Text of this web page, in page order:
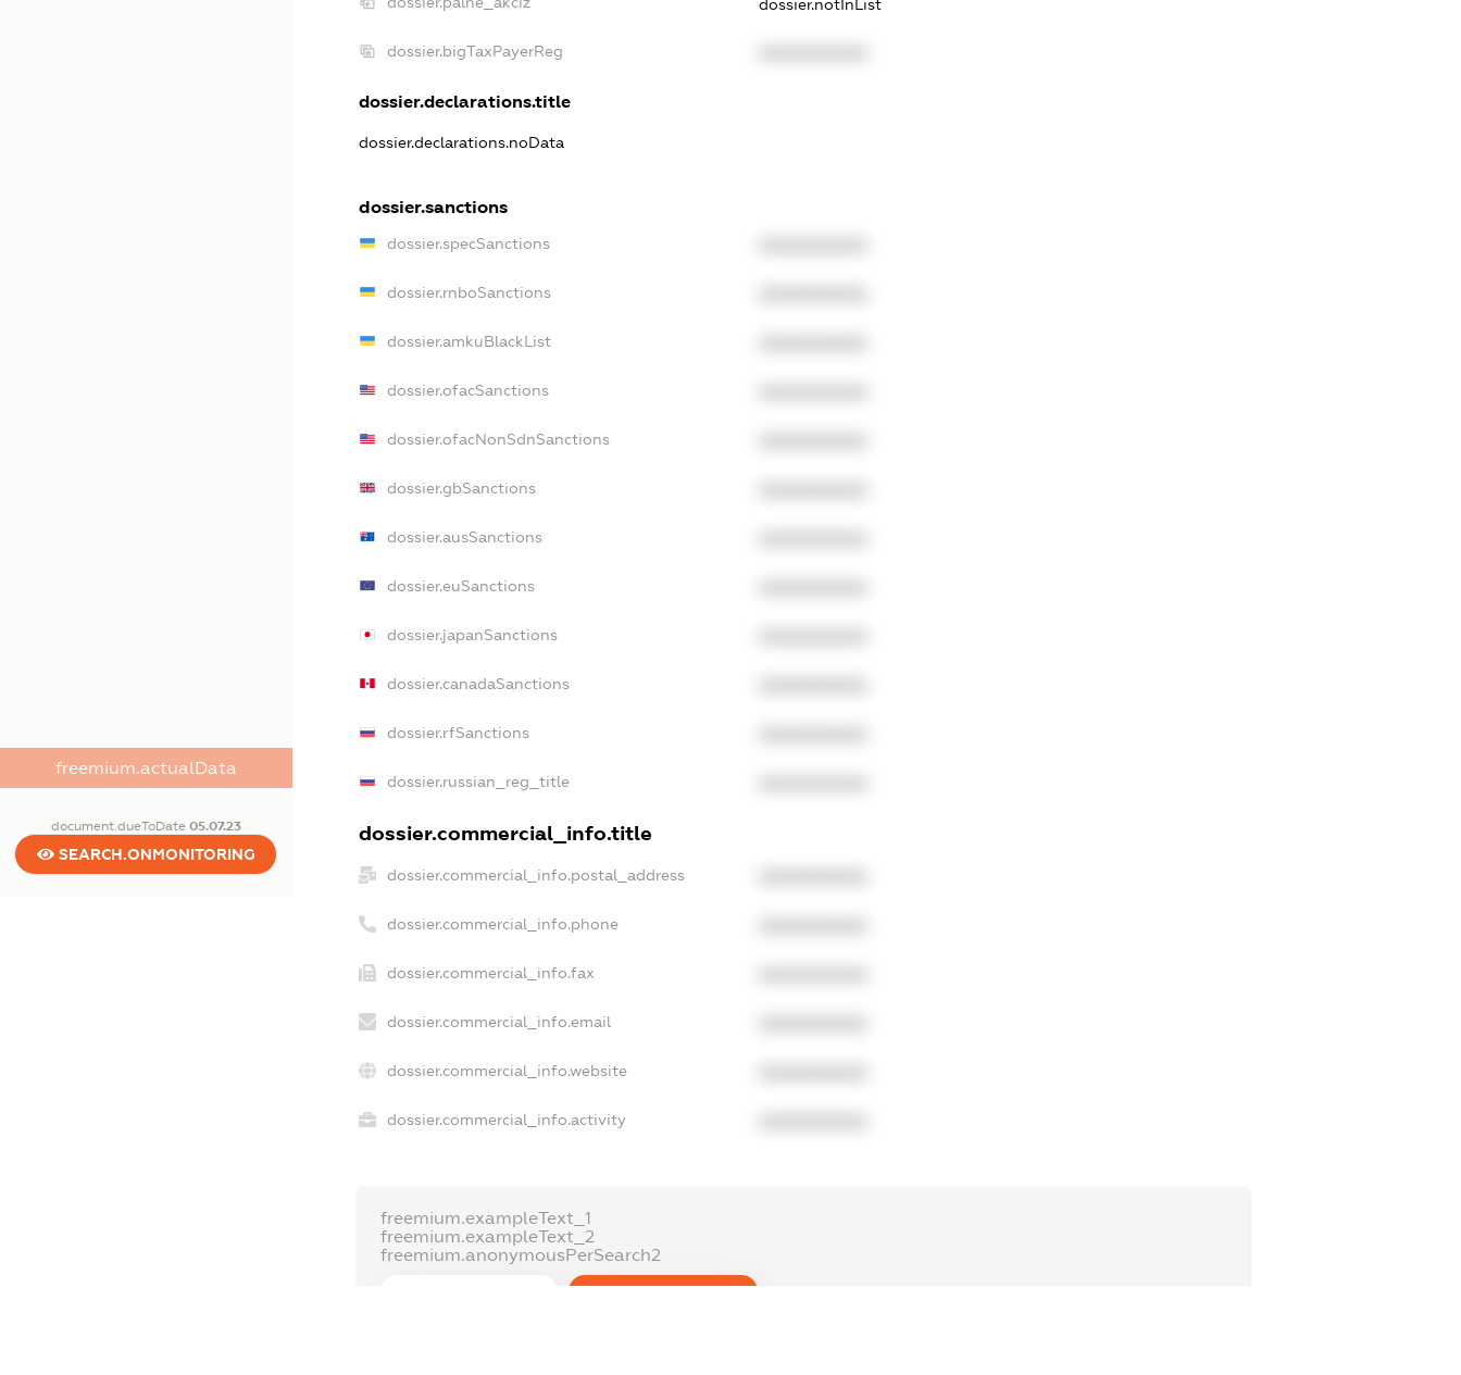
freemium.actualData
document.dueToDate 05.07.23
SEARCH.ONMONITORING
dossier.notInList
dossier.bigTaxPayerReg
dossier.declarations.title
dossier.declarations.noData
dossier.sanctions
dossier.specSanctions
dossier.rnboSanctions
dossier.amkuBlackList
dossier.ofacSanctions
dossier.ofacNonSdnSanctions
dossier.gbSanctions
dossier.ausSanctions
dossier.euSanctions
dossier.japanSanctions
dossier.canadaSanctions
dossier.rfSanctions
dossier.russian_reg_title
dossier.commercial_info.title
dossier.commercial_info.postal_address
dossier.commercial_info.phone
dossier.commercial_info.fax
dossier.commercial_info.email
dossier.commercial_info.website
dossier.commercial_info.activity
freemium.exampleText_1
freemium.exampleText_2
freemium.anonymousPerSearch2
FREEMIUM.REGISTER